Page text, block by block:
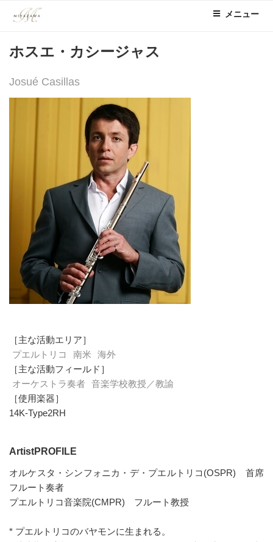
メニュー
ホスエ・カシージャス
Josué Casillas
［主な活動エリア］
プエルトリコ
南米
海外
［主な活動フィールド］
オーケストラ奏者 音楽学校教授／教諭
［使用楽器］
14K-Type2RH
ArtistPROFILE
オルケスタ・シンフォニカ・デ・プエルトリコ(OSPR) 首席
フルート奏者
プエルトリコ音楽院(CMPR) フルート教授
* プエルトリコのバヤモンに生まれる。